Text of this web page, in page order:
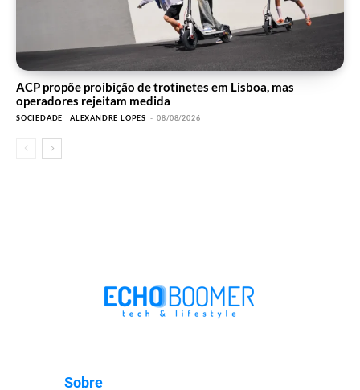
ACP propõe proibição de trotinetes em Lisboa, mas
operadores rejeitam medida
SOCIEDADE ALEXANDRE LOPES - 08/08/2026
Sobre